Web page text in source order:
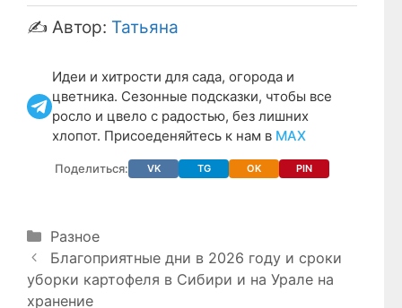
✍️ Автор: Татьяна
Идеи и хитрости для сада, огорода и
цветника. Сезонные подсказки, чтобы все
росло и цвело с радостью, без лишних
хлопот. Присоеденяйтесь к нам в МАХ
Поделиться: VK TG OK PIN
Рубрики
Разное
Благоприятные дни в 2026 году и сроки
уборки картофеля в Сибири и на Урале на
хранение